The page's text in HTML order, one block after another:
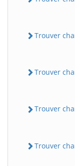
Trouver
Trouver
Trouver
Trouver